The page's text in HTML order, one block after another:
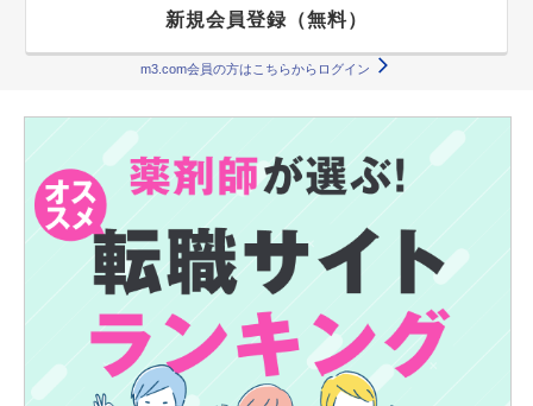
新規会員登録（無料）
m3.com会員の方はこちらからログイン